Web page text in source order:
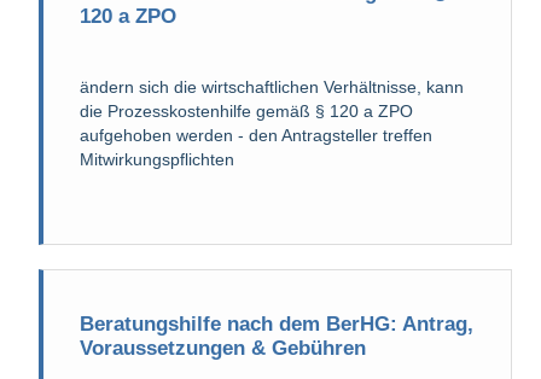
120 a ZPO
ändern sich die wirtschaftlichen Verhältnisse, kann
die Prozesskostenhilfe gemäß § 120 a ZPO
aufgehoben werden - den Antragsteller treffen
Mitwirkungspflichten
Beratungshilfe nach dem BerHG: Antrag,
Voraussetzungen & Gebühren